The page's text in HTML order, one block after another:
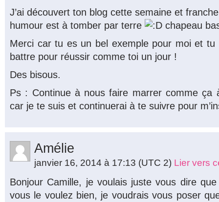
J’ai découvert ton blog cette semaine et
humour est à tomber par terre
chapeau
Merci car tu es un bel exemple pour moi et tu
battre pour réussir comme toi un jour !
Des bisous.
Ps : Continue à nous faire marrer comme ça
car je te suis et continuerai à te suivre pour
Amélie
janvier 16, 2014 à 17:13 (UTC 2) Lier vers
Bonjour Camille, je voulais juste vous dire
vous le voulez bien, je voudrais vous poser